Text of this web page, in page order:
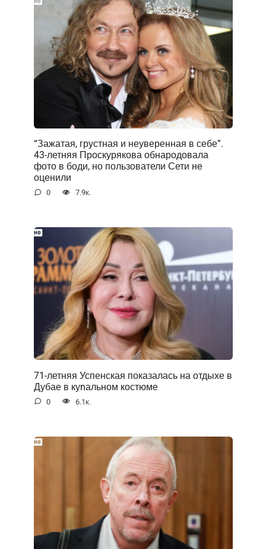
“Зажатая, грустная и неуверенная в себе”.
43-летняя Проскурякова обнародовала
фото в боди, но пользователи Сети не
оценили
0 7.9к.
71-летняя Успенская показалась на отдыхе в
Дубае в куnальном костюме
0 6.1к.